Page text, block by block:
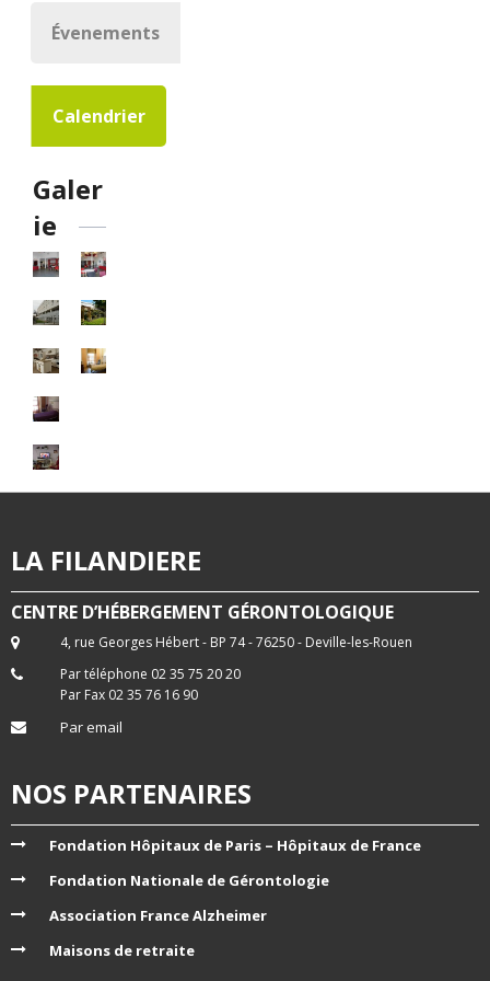
Évenements
Calendrier
Galer
ie
LA FILANDIERE
CENTRE D’HÉBERGEMENT GÉRONTOLOGIQUE
4, rue Georges Hébert - BP 74 - 76250 - Deville-les-Rouen
Par téléphone 02 35 75 20 20
Par Fax 02 35 76 16 90
Par email
NOS PARTENAIRES
Fondation Hôpitaux de Paris – Hôpitaux de France
Fondation Nationale de Gérontologie
Association France Alzheimer
Maisons de retraite